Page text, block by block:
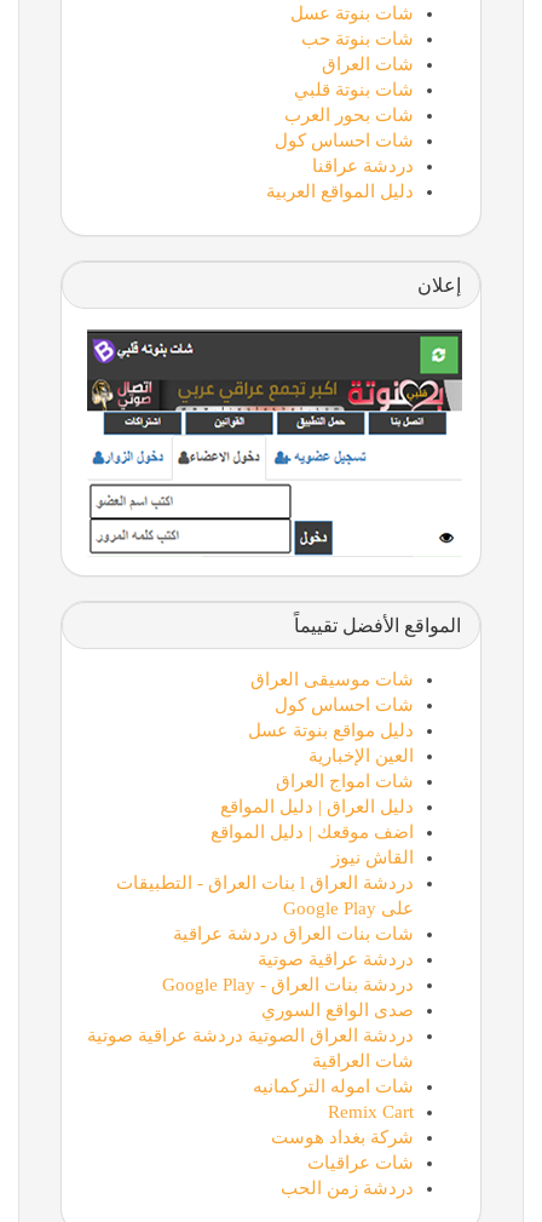
شات بنوتة عسل
شات بنوتة حب
شات العراق
شات بنوتة قلبي
شات بحور العرب
شات احساس كول
دردشة عراقنا
دليل المواقع العربية
إعلان
المواقع الأفضل تقييماً
شات موسيقى العراق
شات احساس كول
دليل مواقع بنوتة عسل
العين الإخبارية
شات امواج العراق
دليل العراق | دليل المواقع
اضف موقعك | دليل المواقع
القاش نيوز
دردشة العراق l بنات العراق - التطبيقات
على Google Play
شات بنات العراق دردشة عراقية
دردشة عراقية صوتية
دردشة بنات العراق - Google Play
صدى الواقع السوري
دردشة العراق الصوتية دردشة عراقية صوتية
شات العراقية
شات اموله التركمانيه
Remix Cart
شركة بغداد هوست
شات عراقيات
دردشة زمن الحب